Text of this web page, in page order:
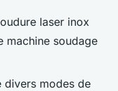
laser inox
machine soudage
divers modes de